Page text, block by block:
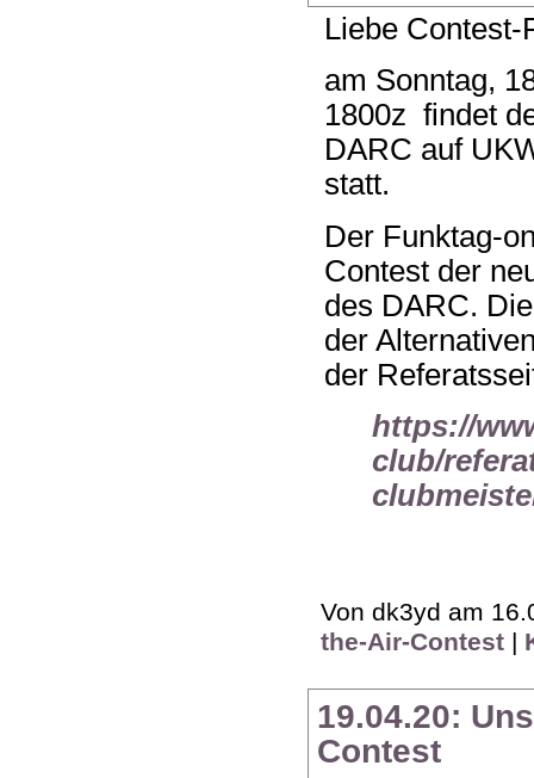
Liebe Contest-
am Sonntag,
1800z findet
DARC auf
statt.
Der Funktag-
Contest der
des DARC.
der
der
https://
club/
Von dk3yd am
the-Air-Contest |
19.04.20:
Contest